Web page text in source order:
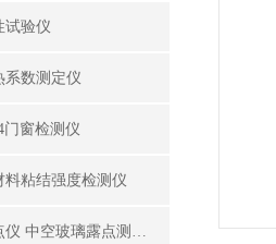
试验仪
系数测定仪
门窗检测仪
料粘结强度检测仪
中空玻璃露点仪 中空玻璃露点测试仪器